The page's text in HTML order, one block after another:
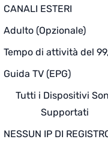
CANALI ESTERI
Adulto (Opzionale)
Tempo di attività del
Guida TV (EPG)
Tutti i Dispositivi
Supportati
NESSUN IP DI